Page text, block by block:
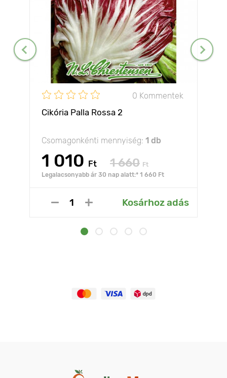
0 Kommentek
Cikória Palla Rossa 2
Csomagonkénti mennyiség: 1 db
1 010 Ft 1 660 Ft
Legalacsonyabb ár 30 nap alatt:* 1 660 Ft
Kosárhoz adás